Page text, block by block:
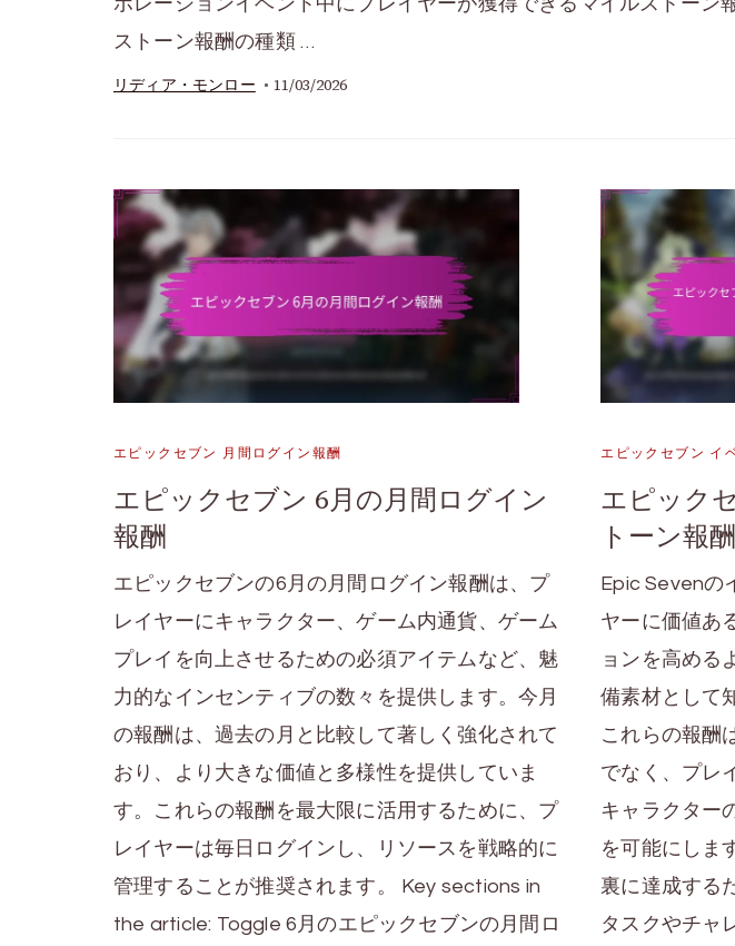
ストーン報酬の種類 …
リディア・モンロー 11/03/2026
エピックセブン 月間ログイン報酬
エピックセブン 6月の月間ログイン
報酬
エピックセブンの6月の月間ログイン報酬は、プ
レイヤーにキャラクター、ゲーム内通貨、ゲーム
プレイを向上させるための必須アイテムなど、魅
力的なインセンティブの数々を提供します。今月
の報酬は、過去の月と比較して著しく強化されて
おり、より大きな価値と多様性を提供していま
す。これらの報酬を最大限に活用するために、プ
レイヤーは毎日ログインし、リソースを戦略的に
管理することが推奨されます。 Key sections in
the article: Toggle 6月のエピックセブンの月間ロ
エピックセブン イ
エピック
トーン報
Epic Sevenの
ヤーに価値あ
ョンを高める
備素材として
これらの報酬
でなく、プレ
キャラクター
を可能にしま
裏に達成する
タスクやチャ